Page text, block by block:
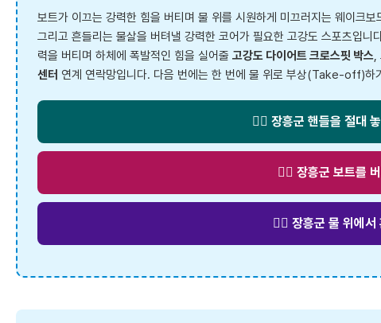
보트가 이끄는 강력한 힘을 버티며 물 위를 시원하게 미끄러지는 웨이크
그리고 흔들리는 물살을 버텨낼 강력한 코어가 필요한 고강도 스포츠입
력을 버티며 하체에 폭발적인 힘을 실어줄 고강도 다이어트 크로스핏 박스
센터 연계 연락망입니다. 다음 번에는 한 번에 물 위로 부상(Take-off)하
🧗‍♂️ 장흥군 핸들을 절대
🏋️‍♂️ 장흥군 보트를
🧘‍♀️ 장흥군 물 위에